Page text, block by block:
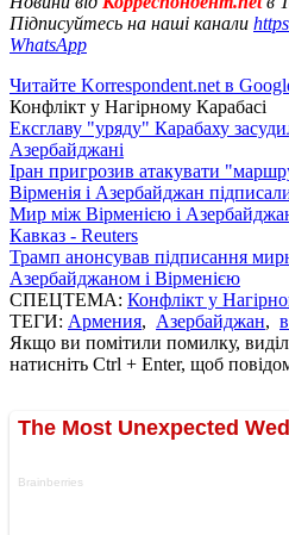
Підписуйтесь на наші канали
WhatsApp
Читайте Korrespondent.net в
Конфлікт у Нагірному Карабасі
Ексглаву "уряду" Карабаху
Азербайджані
Іран пригрозив атакувати
Вірменія і Азербайджан
Мир між Вірменією і
Кавказ - Reuters
Трамп анонсував підписання
Азербайджаном і Вірменією
СПЕЦТЕМА: Конфлікт у
ТЕГИ: Армения, Азербайджан,
Якщо ви помітили помилку,
натисніть Ctrl + Enter, щоб